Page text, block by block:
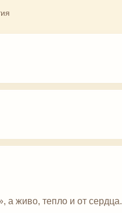
а живо, тепло и от сердца.